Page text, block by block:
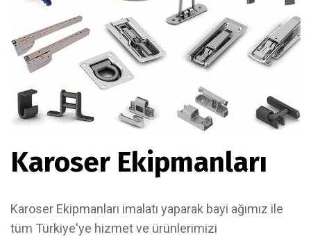
Karoser Ekipmanları
Karoser Ekipmanları imalatı yaparak bayi ağımız ile
tüm Türkiye'ye hizmet ve ürünlerimizi